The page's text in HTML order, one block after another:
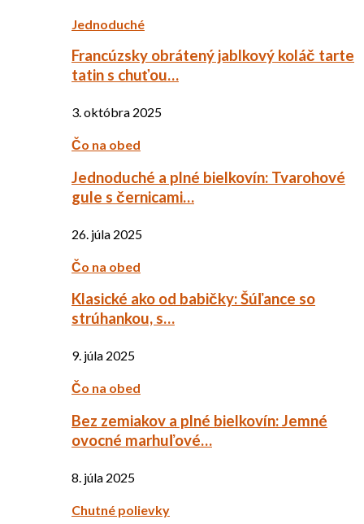
Jednoduché
Francúzsky obrátený jablkový koláč tarte
tatin s chuťou…
3. októbra 2025
Čo na obed
Jednoduché a plné bielkovín: Tvarohové
gule s černicami…
26. júla 2025
Čo na obed
Klasické ako od babičky: Šúľance so
strúhankou, s…
9. júla 2025
Čo na obed
Bez zemiakov a plné bielkovín: Jemné
ovocné marhuľové…
8. júla 2025
Chutné polievky